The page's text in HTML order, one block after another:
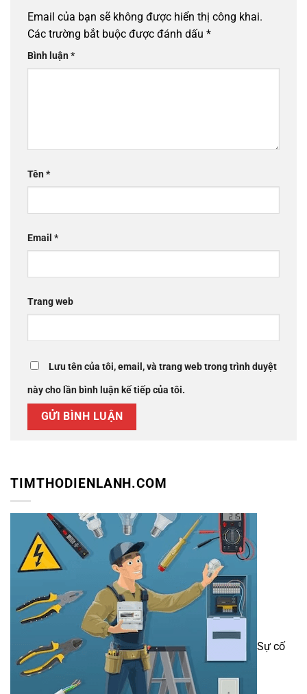
Email của bạn sẽ không được hiển thị công khai.
Các trường bắt buộc được đánh dấu *
Bình luận*
Tên*
Email *
Trang web
Lưu tên của tôi, email, và trang web trong trình duyệt
này cho lần bình luận kế tiếp của tôi.
TIMTHODIENLANH.COM
Sự cố